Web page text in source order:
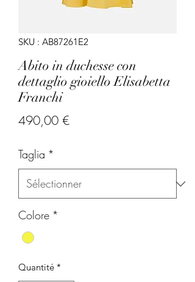
SKU : AB87261E2
Abito in duchesse con
dettaglio gioiello Elisabetta
Franchi
490,00 €Prix
Taglia *
Colore *
Quantité *